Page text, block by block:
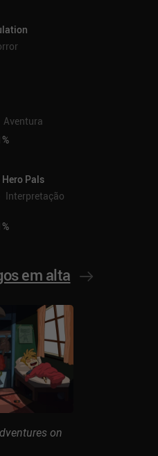
Aventura
%
Hero Pals
Interpretação
%
em alta
on